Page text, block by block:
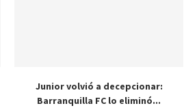
Junior volvió a decepcionar:
Barranquilla FC lo eliminó...